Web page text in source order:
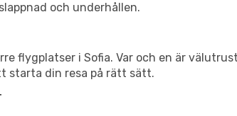
och underhållen.
flygplatser i Sofia. Var och en är
starta din resa på rätt sätt.